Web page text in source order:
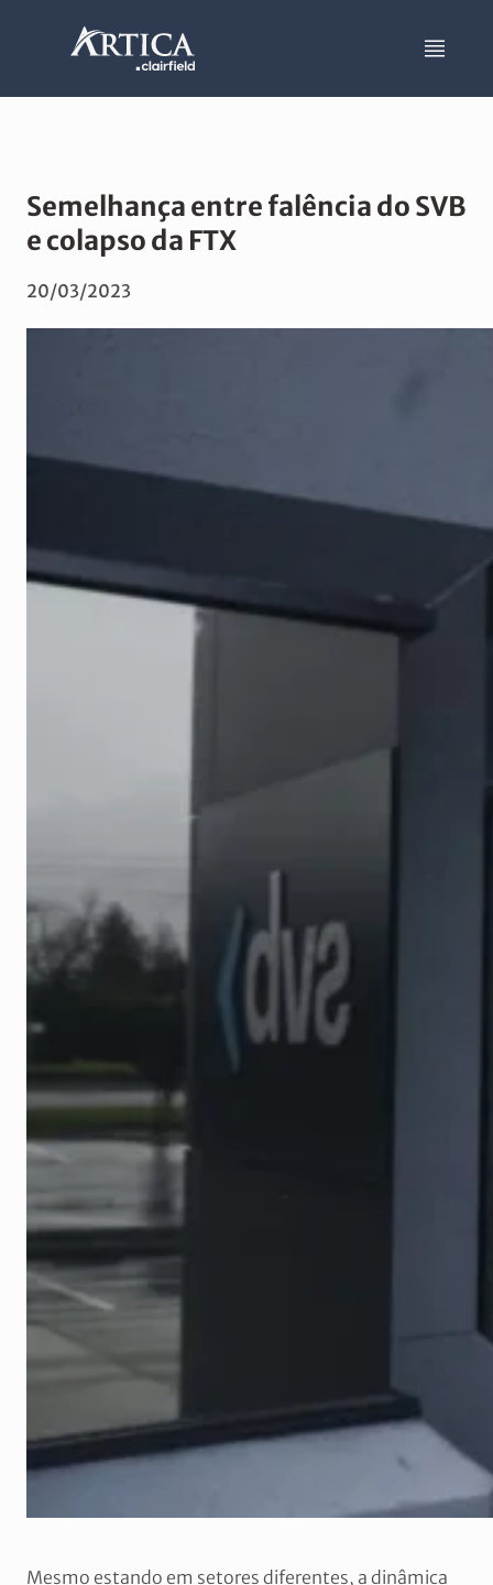
Semelhança entre falência do SVB
e colapso da FTX
20/03/2023
Mesmo estando em setores diferentes, a dinâmica